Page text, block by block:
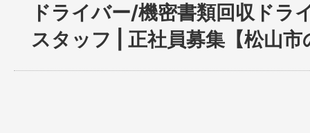
ドライバー/機密書類回収ドラ
スタッフ | 正社員募集【松山市